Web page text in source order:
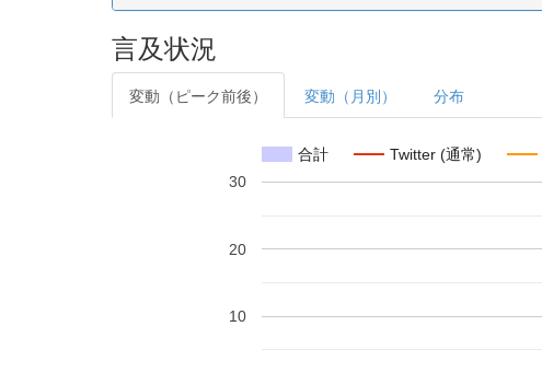
言及状況
変動（ピーク前後） 変動（月別） 分布
合計 Twitter (通常)
10
20
30